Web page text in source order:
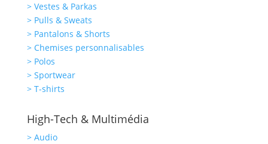
> Vestes & Parkas
> Pulls & Sweats
> Pantalons & Shorts
> Chemises personnalisables
> Polos
> Sportwear
> T-shirts
High-Tech & Multimédia
> Audio